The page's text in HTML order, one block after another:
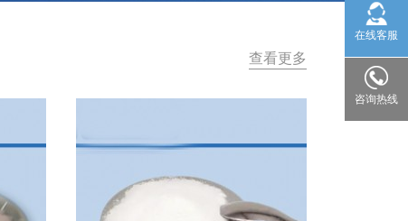
查看更多
在线客服
咨询热线